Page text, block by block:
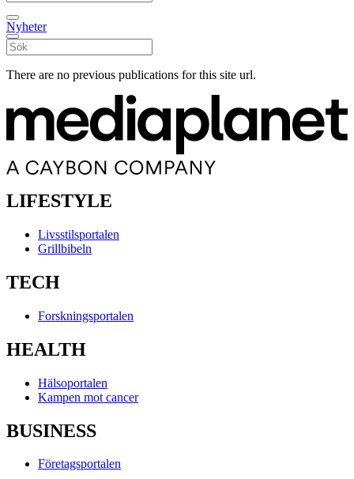
Nyheter
There are no previous publications for this site url.
LIFESTYLE
Livsstilsportalen
Grillbibeln
TECH
Forskningsportalen
HEALTH
Hälsoportalen
Kampen mot cancer
BUSINESS
Företagsportalen